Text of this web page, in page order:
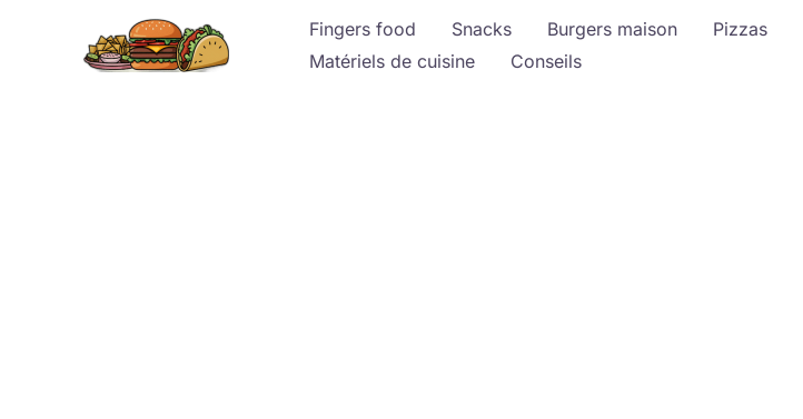
Fingers food Snacks Burgers maison Pizzas
Matériels de cuisine
Conseils